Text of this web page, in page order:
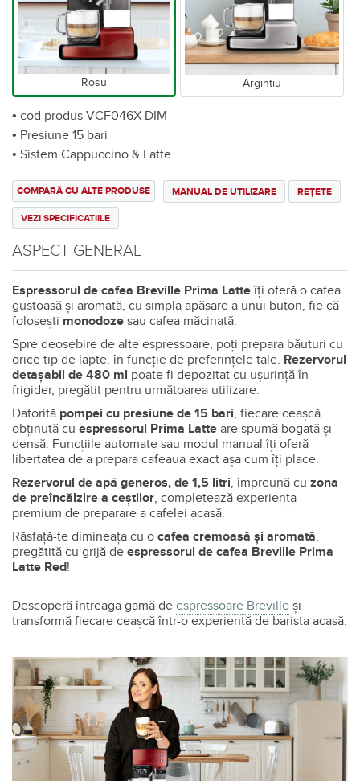
Rosu Argintiu
• cod produs VCF046X-DIM
• Presiune 15 bari
• Sistem Cappuccino & Latte
MANUAL DE UTILIZARE REȚETE
COMPARĂ CU ALTE PRODUSE
VEZI SPECIFICATIILE
ASPECT GENERAL
Espressorul de cafea Breville Prima Latte îți oferă o cafea
gustoasă și aromată, cu simpla apăsare a unui buton, fie că
folosești monodoze sau cafea măcinată.
Spre deosebire de alte espressoare, poți prepara băuturi cu
orice tip de lapte, în funcție de preferințele tale. Rezervorul
detașabil de 480 ml poate fi depozitat cu ușurință în
frigider, pregătit pentru următoarea utilizare.
Datorită pompei cu presiune de 15 bari, fiecare ceașcă
obținută cu espressorul Prima Latte are spumă bogată și
densă. Funcțiile automate sau modul manual îți oferă
libertatea de a prepara cafeaua exact așa cum îți place.
Rezervorul de apă generos, de 1,5 litri, împreună cu zona
de preîncălzire a ceștilor, completează experiența
premium de preparare a cafelei acasă.
Răsfață-te dimineața cu o cafea cremoasă și aromată,
pregătită cu grijă de espressorul de cafea Breville Prima
Latte Red!
Descoperă întreaga gamă de espressoare Breville și
transformă fiecare ceașcă într-o experiență de barista acasă.